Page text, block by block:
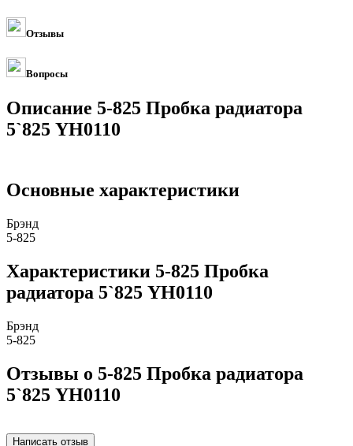
Отзывы
Вопросы
Описание 5-825 Пробка радиатора
5`825 YH0110
Основные характеристики
Брэнд
5-825
Характеристики 5-825 Пробка
радиатора 5`825 YH0110
Брэнд
5-825
Отзывы о 5-825 Пробка радиатора
5`825 YH0110